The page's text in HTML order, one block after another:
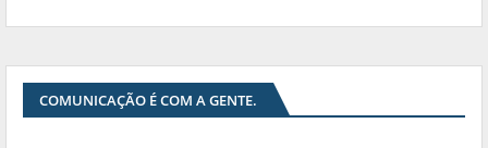
COMUNICAÇÃO É COM A GENTE.